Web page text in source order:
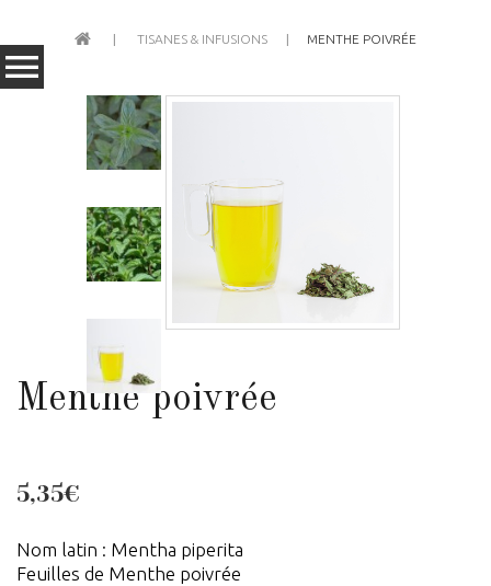
TISANES & INFUSIONS MENTHE POIVRÉE
Menthe poivrée
5,35€
Nom latin : Mentha piperita
Feuilles de Menthe poivrée